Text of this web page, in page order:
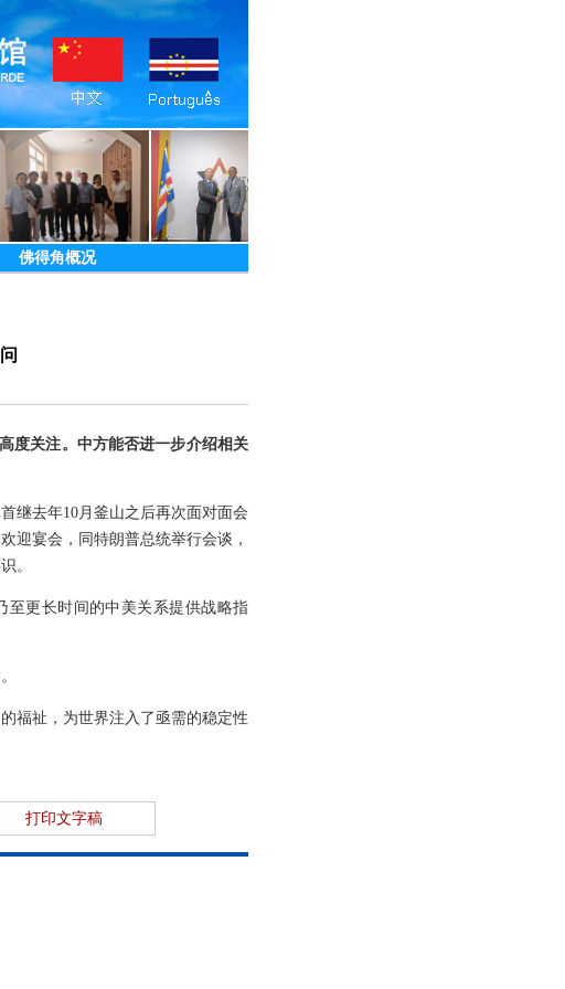
佛得角概况
度关注。中方能否进一步介绍相关
继去年10月釜山之后再次面对面会
迎宴会，同特朗普总统举行会谈，
。
至更长时间的中美关系提供战略指
福祉，为世界注入了亟需的稳定性
打印文字稿